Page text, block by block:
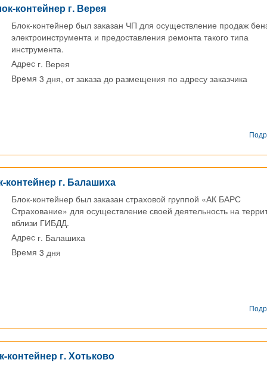
контейнер г. Верея
Блок-контейнер был заказан ЧП для осуществление продаж
электроинструмента и предоставления ремонта такого типа
инструмента.
Адрес г. Верея
Время3 дня, от заказа до размещения по адресу заказчика
контейнер г. Балашиха
Блок-контейнер был заказан страховой группой «АК БАРС
Страхование» для осуществление своей деятельность на
вблизи ГИБДД.
Адрес г. Балашиха
Время3 дня
контейнер г. Хотьково